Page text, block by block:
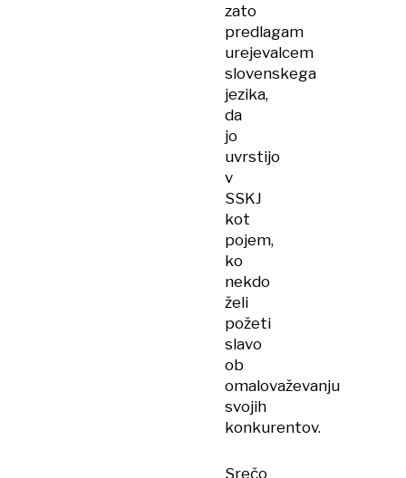
zato
predlagam
urejevalcem
slovenskega
jezika,
da
jo
uvrstijo
v
SSKJ
kot
pojem,
ko
nekdo
želi
požeti
slavo
ob
omalovaževanju
svojih
konkurentov.
Srečo